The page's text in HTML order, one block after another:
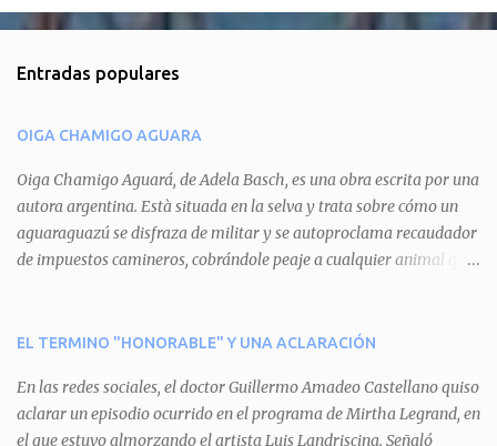
e
t
a
r
i
o
Entradas populares
OIGA CHAMIGO AGUARA
Oiga Chamigo Aguará, de Adela Basch, es una obra escrita por una
autora argentina. Està situada en la selva y trata sobre cómo un
aguaraguazú se disfraza de militar y se autoproclama recaudador
de impuestos camineros, cobrándole peaje a cualquier animal que
aguará le provoca. De igual manera pasa con Tatú, el armadillo.
del aguará y pasa sin pagar. Por último, Tui, la cotorra, deja
expuesta la mentira del aguará y arenga a los otros tres
EL TERMINO "HONORABLE" Y UNA ACLARACIÓN
En las redes sociales, el doctor Guillermo Amadeo Castellano quiso
aclarar un episodio ocurrido en el programa de Mirtha Legrand, en
el que estuvo almorzando el artista Luis Landriscina. Señaló